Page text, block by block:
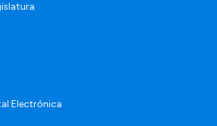
Electrónica